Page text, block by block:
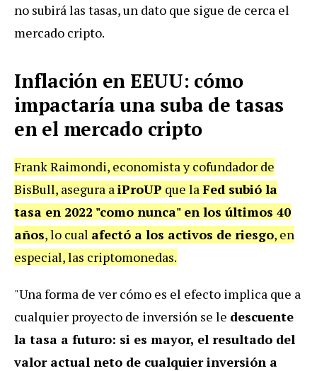
no subirá las tasas, un dato que sigue de cerca el
mercado cripto.
Inflación en EEUU: cómo
impactaría una suba de tasas
en el mercado cripto
Frank Raimondi, economista y cofundador de
BisBull, asegura aiProUP que laFed subió la
tasa en 2022 "como nunca" en los últimos 40
años, lo cual afectó a los activos de riesgo, en
especial, las criptomonedas.
"Una forma de ver cómo es el efecto implica que a
cualquier proyecto de inversión se le descuente
la tasa a futuro: si es mayor, el resultado del
valor actual neto de cualquier inversión a